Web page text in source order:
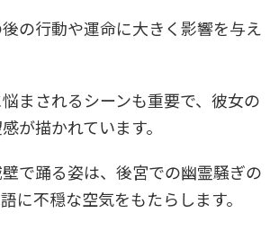
の行動や運命に大きく影響を与え
まされるシーンも重要で、彼女の
が描かれています。
で踊る姿は、後宮での幽霊騒ぎの
に不穏な空気をもたらします。